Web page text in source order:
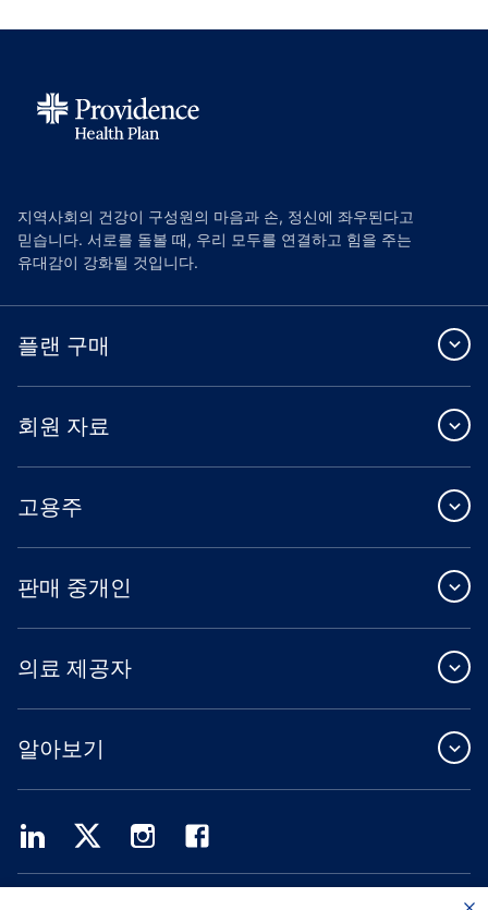
지역사회의 건강이 구성원의 마음과 손, 정신에 좌우된다고
믿습니다. 서로를 돌볼 때, 우리 모두를 연결하고 힘을 주는
유대감이 강화될 것입니다.
플랜 구매
회원 자료
고용주
판매 중개인
의료 제공자
알아보기